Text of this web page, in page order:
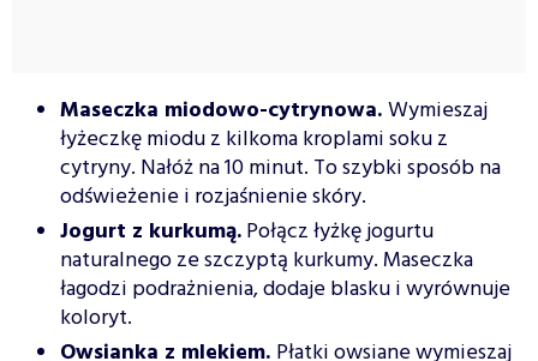
Maseczka miodowo-cytrynowa.Wymieszaj
łyżeczkę miodu z kilkoma kroplami soku z
cytryny. Nałóż na 10 minut. To szybki sposób na
odświeżenie i rozjaśnienie skóry.
Jogurt z kurkumą.Połącz łyżkę jogurtu
naturalnego ze szczyptą kurkumy. Maseczka
łagodzi podrażnienia, dodaje blasku i wyrównuje
koloryt.
Owsianka z mlekiem. Płatki owsiane wymieszaj